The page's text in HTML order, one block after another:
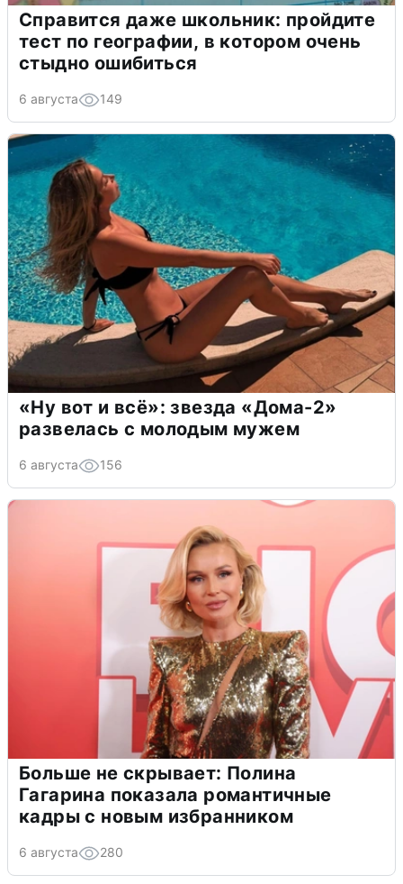
Справится даже школьник: пройдите
тест по географии, в котором очень
стыдно ошибиться
6 августа 149
«Ну вот и всё»: звезда «Дома-2»
развелась с молодым мужем
6 августа 156
Больше не скрывает: Полина
Гагарина показала романтичные
кадры с новым избранником
6 августа 280